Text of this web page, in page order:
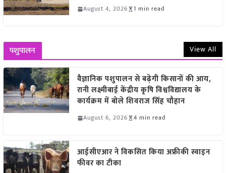
August 4, 2026 1 min read
पशुपालन View All
वैज्ञानिक पशुपालन से बढ़ेगी किसानों की आय,
रानी लक्ष्मीबाई केंद्रीय कृषि विश्वविद्यालय के
कार्यक्रम में बोले शिवराज सिंह चौहान
August 6, 2026 4 min read
आईसीएआर ने विकसित किया अफ्रीकी स्वाइन
फीवर का टीका